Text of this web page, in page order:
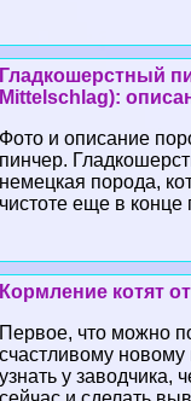
Гладкошерстный
Mittelschlag):
Фото и описание
пинчер.
немецкая порода,
чистоте еще в конце
Кормление котят
Первое, что можно
счастливому новому
узнать у заводчика,